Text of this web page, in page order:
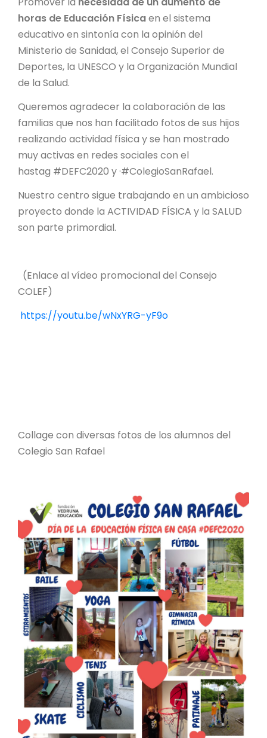
horas de Educación Físicaen el sistema
educativo en sintonía con la opinión del
Ministerio de Sanidad, el Consejo Superior de
Deportes, la UNESCO y la Organización Mundial
de la Salud.
Queremos agradecer la colaboración de las
familias que nos han facilitado fotos de sus hijos
realizando actividad física y se han mostrado
muy activas en redes sociales con el
hastag #DEFC2020 y ·#ColegioSanRafael.
Nuestro centro sigue trabajando en un ambicioso
proyecto donde la ACTIVIDAD FÍSICA y la SALUD
son parte primordial.
(Enlace al vídeo promocional del Consejo
COLEF)
https://youtu.be/wNxYRG-yF9o
Collage con diversas fotos de los alumnos del
Colegio San Rafael